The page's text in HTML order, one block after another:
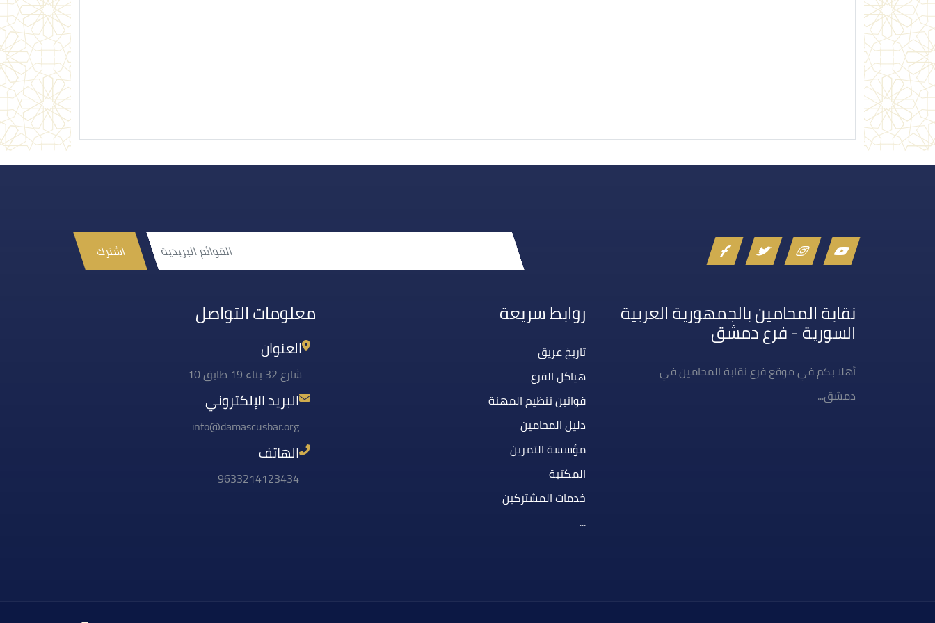
اشترك
نقابة المحامين بالجمهورية العربية
السورية - فرع دمشق
أهلا بكم في موقع فرع نقابة المحامين في
دمشق...
روابط سريعة
تاريخ عريق
هياكل الفرع
قوانين تنظيم المهنة
دليل المحامين
مؤسسة التمرين
المكتبة
خدمات المشتركين
...
معلومات التواصل
العنوان
شارع 32 بناء 19 طابق 10
البريد الإلكتروني
info@damascusbar.org
الهاتف
9633214123434